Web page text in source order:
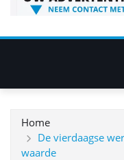
Home
De vierdaagse
waarde